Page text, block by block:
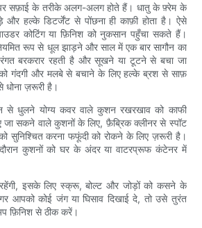
पर सफ़ाई के तरीके अलग-अलग होते हैं। धातु के फ़्रेम के
और हल्के डिटर्जेंट से पोंछना ही काफ़ी होता है। ऐसे
कोटिंग या फ़िनिश को नुकसान पहुँचा सकते हैं।
रूप से धूल झाड़ने और साल में एक बार सागौन का
बरकरार रहती है और सूखने या टूटने से बचा जा
गंदगी और मलबे से बचाने के लिए हल्के ब्रश से साफ़
धोना ज़रूरी है।
से धुलने योग्य कवर वाले कुशन रखरखाव को काफी
जा सकने वाले कुशनों के लिए, फ़ैब्रिक क्लीनर से स्पॉट
सुनिश्चित करना फफूंदी को रोकने के लिए ज़रूरी है।
के दौरान कुशनों को घर के अंदर या वाटरप्रूफ कंटेनर में
रहेंगी, इसके लिए स्क्रू, बोल्ट और जोड़ों को कसने के
आपको कोई जंग या घिसाव दिखाई दे, तो उसे तुरंत
फ़िनिश से ठीक करें।